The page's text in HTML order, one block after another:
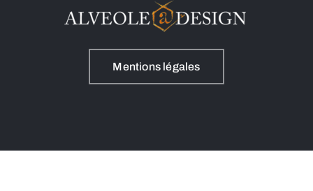
Mentions légales